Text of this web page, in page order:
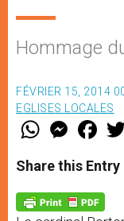
Hommage
FÉVRIER 15, 2014
EGLISES LOCALES
W
t
s
p
p
M
e
s
e
g
e
F
a
e
b
o
k
Share this Entry